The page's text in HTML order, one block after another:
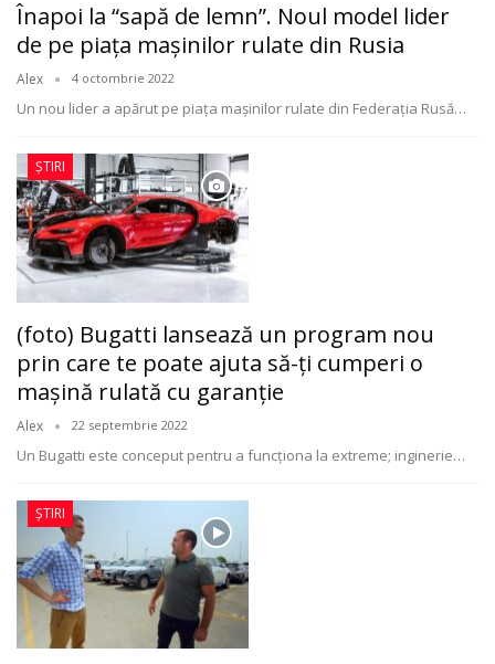
Înapoi la “sapă de lemn”. Noul model lider
de pe piaţa maşinilor rulate din Rusia
Alex 4 octombrie 2022
Un nou lider a apărut pe piaţa maşinilor rulate din Federaţia Rusă…
ȘTIRI
(foto) Bugatti lansează un program nou
prin care te poate ajuta să-ţi cumperi o
maşină rulată cu garanţie
Alex 22 septembrie 2022
Un Bugatti este conceput pentru a funcționa la extreme; inginerie…
ȘTIRI